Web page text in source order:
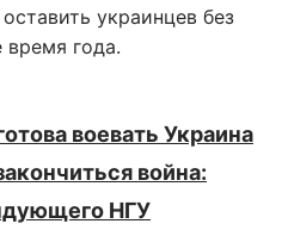
украинцев без
время года.
воевать Украина
война:
НГУ